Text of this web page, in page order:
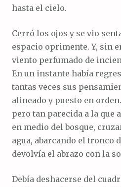
hasta el cielo.
Cerró los ojos y se vio
espacio oprimente. Y, sin
viento perfumado de
En un instante había
tantas veces sus
alineado y puesto en
pero tan parecida a la que
en medio del bosque,
agua, abarcando el tronco
devolvía el abrazo con la
Debía deshacerse del